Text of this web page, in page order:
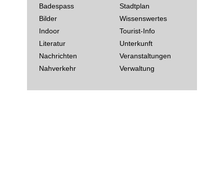
Badespass
Bilder
Indoor
Literatur
Nachrichten
Nahverkehr
Stadtplan
Wissenswertes
Tourist-Info
Unterkunft
Veranstaltungen
Verwaltung